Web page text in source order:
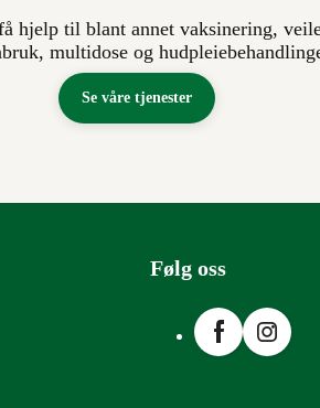
hjelp til blant annet vaksinering,
multidose og
Se våre tjenester
Følg oss
Facebook